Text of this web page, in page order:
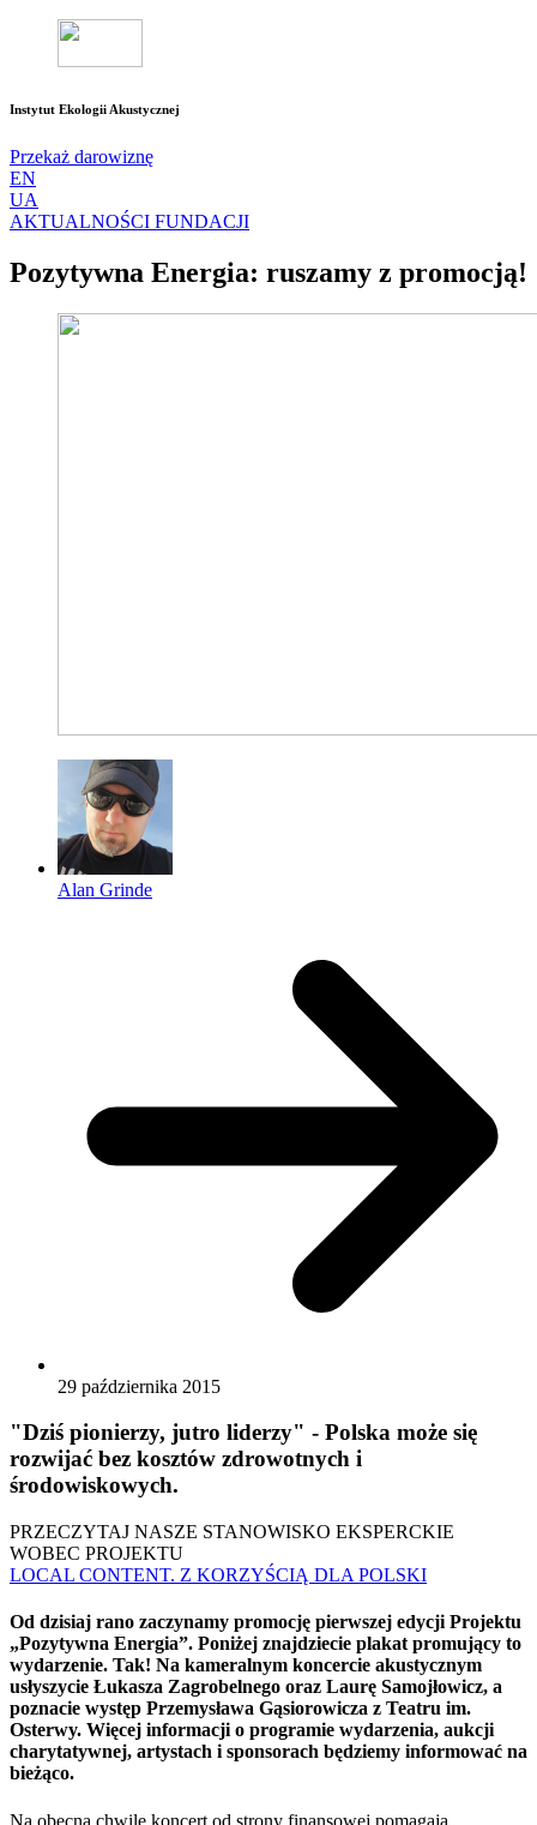
Instytut Ekologii Akustycznej
Przekaż darowiznę
EN
UA
AKTUALNOŚCI FUNDACJI
Pozytywna Energia: ruszamy z promocją!
Alan Grinde
29 października 2015
"Dziś pionierzy, jutro liderzy" - Polska może się
rozwijać bez kosztów zdrowotnych i
środowiskowych.
PRZECZYTAJ NASZE STANOWISKO EKSPERCKIE
WOBEC PROJEKTU
LOCAL CONTENT. Z KORZYŚCIĄ DLA POLSKI
Od dzisiaj rano zaczynamy promocję pierwszej edycji Projektu
„Pozytywna Energia”. Poniżej znajdziecie plakat promujący to
wydarzenie. Tak! Na kameralnym koncercie akustycznym
usłyszycie Łukasza Zagrobelnego oraz Laurę Samojłowicz, a
poznacie występ Przemysława Gąsiorowicza z Teatru im.
Osterwy. Więcej informacji o programie wydarzenia, aukcji
charytatywnej, artystach i sponsorach będziemy informować na
bieżąco.
Na obecną chwilę koncert od strony finansowej pomagają